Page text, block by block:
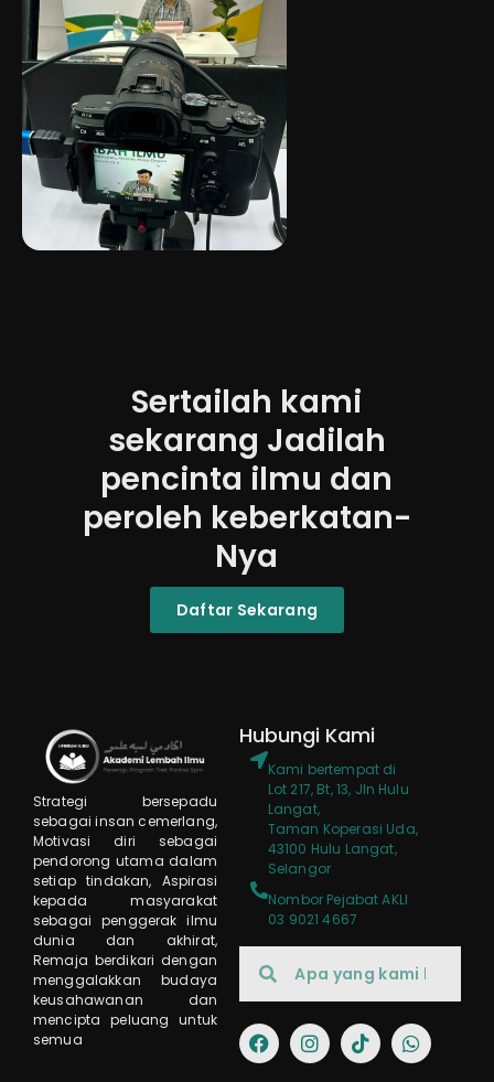
Sertailah kami
sekarang Jadilah
pencinta ilmu dan
peroleh keberkatan-
Nya
Daftar Sekarang
Strategi bersepadu
sebagai insan cemerlang,
Motivasi diri sebagai
pendorong utama dalam
setiap tindakan, Aspirasi
kepada masyarakat
sebagai penggerak ilmu
dunia dan akhirat,
Remaja berdikari dengan
menggalakkan budaya
keusahawanan dan
mencipta peluang untuk
semua
Hubungi Kami
Kami bertempat di
Lot 217, Bt, 13, Jln Hulu
Langat,
Taman Koperasi Uda,
43100 Hulu Langat,
Selangor
Nombor Pejabat AKLI
03 9021 4667